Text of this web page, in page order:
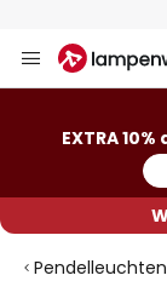
Inhalt
EXTRA